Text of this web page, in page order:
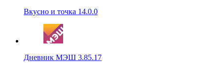
Вкусно и точка 14.0.0
Дневник МЭШ 3.85.17